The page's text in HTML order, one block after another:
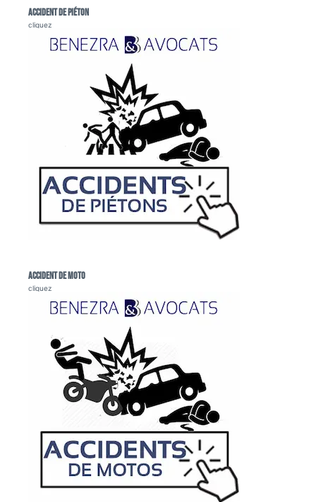
Accident de piéton
cliquez
Accident de moto
cliquez